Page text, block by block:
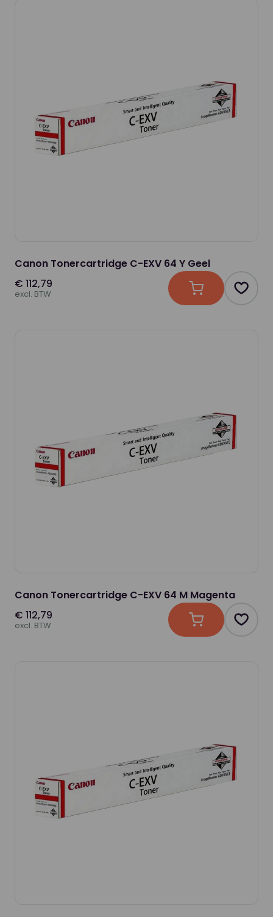
Canon Tonercartridge C-EXV 64 Y Geel
€ 112,79
excl. BTW In winkelwagen
Canon Tonercartridge C-EXV 64 M Magenta
€ 112,79
excl. BTW In winkelwagen